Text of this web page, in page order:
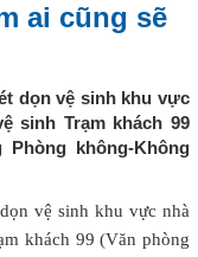
ai cũng sẽ
dọn vệ sinh khu vực
sinh Trạm khách 99
không-Không
vệ sinh khu vực nhà
khách 99 (Văn phòng